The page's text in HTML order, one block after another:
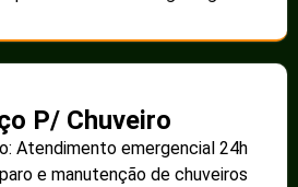
P/ Chuveiro
Atendimento emergencial 24h
e manutenção de chuveiros